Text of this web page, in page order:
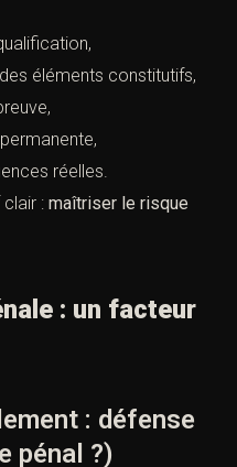
éléments constitutifs,
réelles.
: maîtriser le risque
: un facteur
: défense
pénal ?)